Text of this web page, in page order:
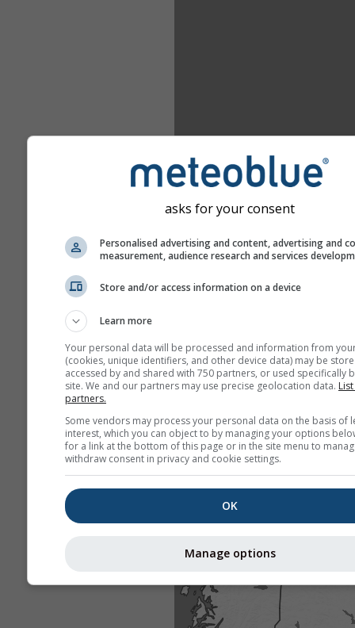
asks for your consent
Personalised advertising and content, advertising and
measurement, audience research and services
Store and/or access information on a device
Learn more
Your personal data will be processed and information from
(cookies, unique identifiers, and other device data) may be
accessed by and shared with 750 partners, or used specifically
site. We and our partners may use precise geolocation data.
partners.
Some vendors may process your personal data on the basis of
interest, which you can object to by managing your options
for a link at the bottom of this page or in the site menu to
withdraw consent in privacy and cookie settings.
OK
Manage options